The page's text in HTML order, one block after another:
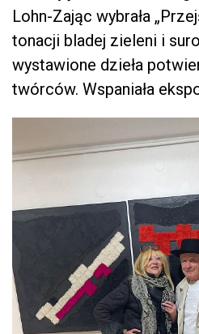
Lohn-Zając wybrała
tonacji bladej zieleni i
wystawione dzieła
twórców. Wspaniała